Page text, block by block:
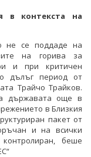
в контекста на
не се поддаде на
на горива за
и при критичен
дълъг период от
Трайчо Трайков.
държавата още в
в Близкия
пакет от
и на всички
беше